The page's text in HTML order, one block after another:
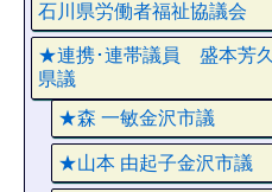
石川県労働者福祉協議会
★連携･連帯議員 盛本芳久
県議
★森 一敏金沢市議
★山本 由起子金沢市議